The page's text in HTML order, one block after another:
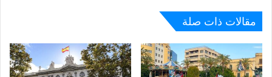
مقالات ذات صلة